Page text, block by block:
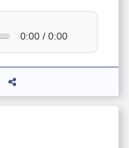
0:00 / 0:00